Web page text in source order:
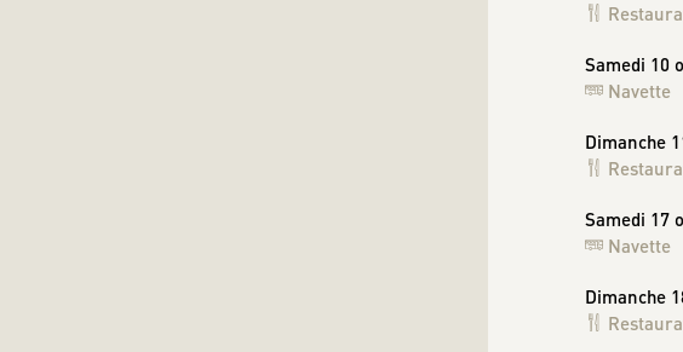
Samedi 10
Navette
Dimanche
Samedi 17
Navette
Dimanche